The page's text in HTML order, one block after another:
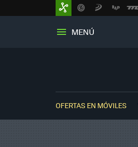
MENÚ
OFERTAS EN MÓVILES